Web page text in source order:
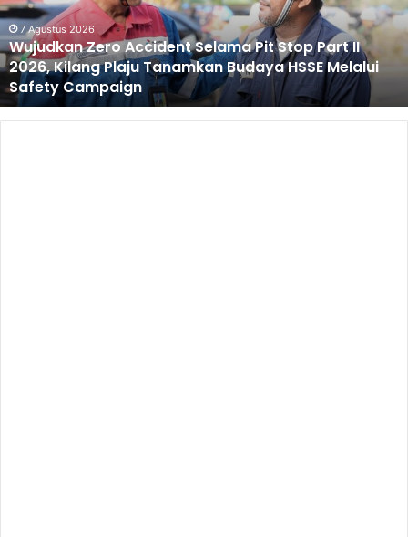
Stop
Part
II
2026,
Kilang
Plaju
Tanamkan
7 Agustus 2026
Wujudkan Zero Accident Selama Pit Stop Part II
2026, Kilang Plaju Tanamkan Budaya HSSE Melalui
Safety Campaign